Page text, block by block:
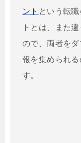
ント という転
トとは、また
ので、両者を
報を集められ
す。